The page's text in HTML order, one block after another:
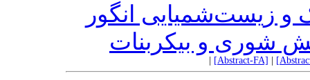
و زیست‌شمیایی انگور
شوری و بیکربنات
[Abstract-FA]